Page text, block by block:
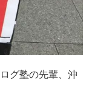
グ塾の先輩、沖